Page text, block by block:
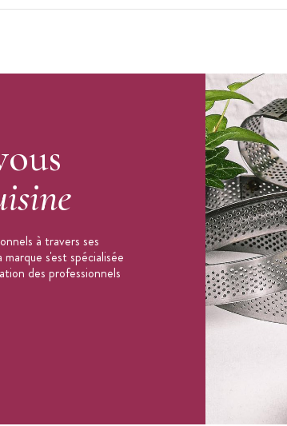
à travers ses
s'est spécialisée
des professionnels